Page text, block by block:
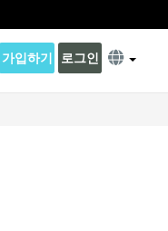
가입하기 로그인